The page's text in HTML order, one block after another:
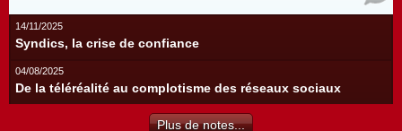
14/11/2025
Syndics, la crise de confiance
04/08/2025
De la téléréalité au complotisme des réseaux sociaux
Plus de notes...